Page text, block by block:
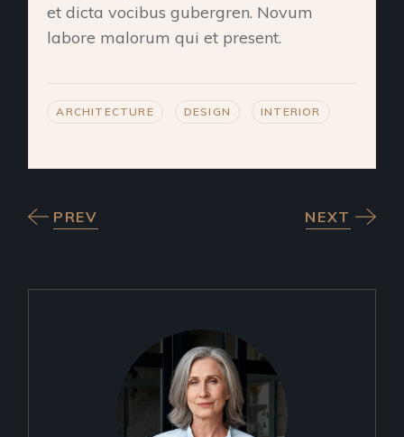
et dicta vocibus gubergren. Novum
labore malorum qui et present.
ARCHITECTURE DESIGN INTERIOR
PREV NEXT